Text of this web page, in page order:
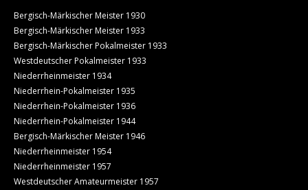
Bergisch-Märkischer Meister 1930
Bergisch-Märkischer Meister 1933
Bergisch-Märkischer Pokalmeister 1933
Westdeutscher Pokalmeister 1933
Niederrheinmeister 1934
Niederrhein-Pokalmeister 1935
Niederrhein-Pokalmeister 1936
Niederrhein-Pokalmeister 1944
Bergisch-Märkischer Meister 1946
Niederrheinmeister 1954
Niederrheinmeister 1957
Westdeutscher Amateurmeister 1957